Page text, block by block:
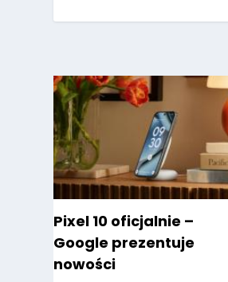
Pixel 10 oficjalnie –
Google prezentuje
nowości